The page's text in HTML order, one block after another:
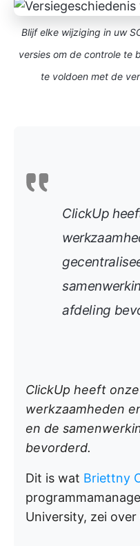
Blijf elke wijziging in uw
versies om de controle te
te voldoen met de
ClickUp
afdeling
ClickUp heeft
werkzaamheden
en de
bevorderd.
Dit is wat Briettny
University, zei over